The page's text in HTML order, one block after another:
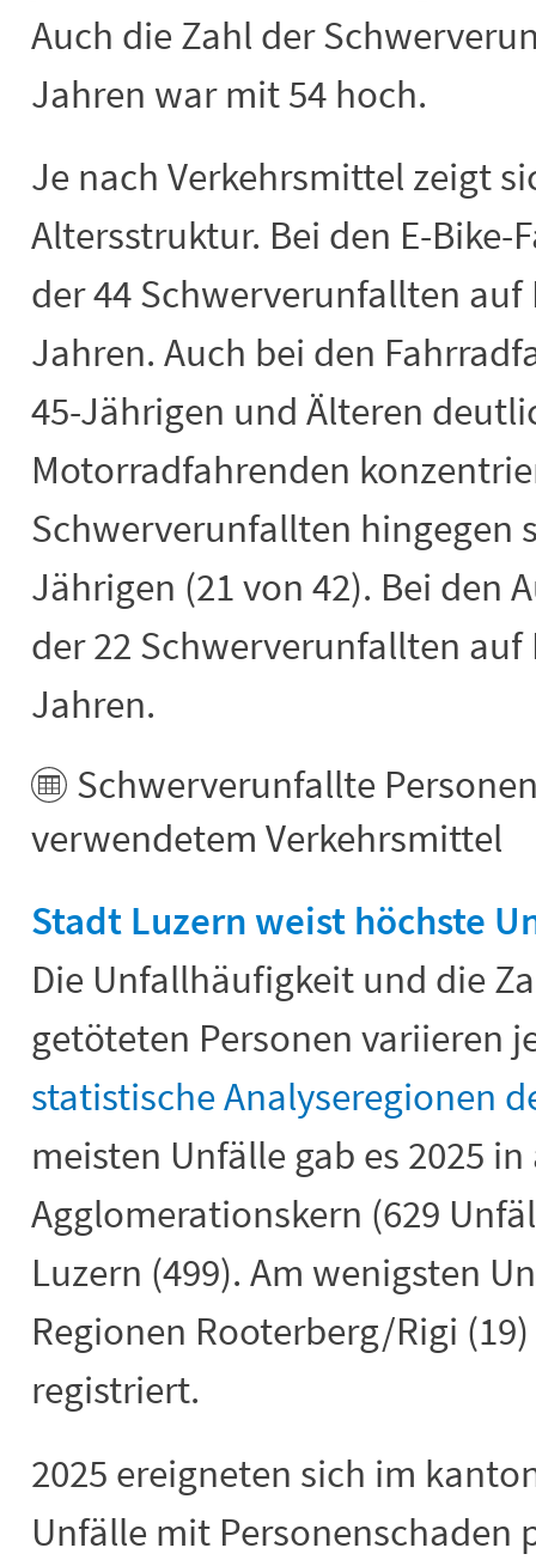
Auch die Zahl der
Jahren war mit 54 hoch.
Je nach Verkehrsmittel zeigt
Altersstruktur. Bei den E-Bike-
der 44 Schwerverunfallten auf
Jahren. Auch bei den
45-Jährigen und Älteren
Motorradfahrenden
Schwerverunfallten hingegen
Jährigen (21 von 42). Bei den
der 22 Schwerverunfallten auf
Jahren.
Schwerverunfallte
verwendetem Verkehrsmittel
Stadt Luzern weist höchste
Die Unfallhäufigkeit und die
getöteten Personen variieren
statistische Analyseregionen
meisten Unfälle gab es 2025
Agglomerationskern (629
Luzern (499). Am wenigsten
Regionen Rooterberg/Rigi
registriert.
2025 ereigneten sich im
Unfälle mit Personenschaden